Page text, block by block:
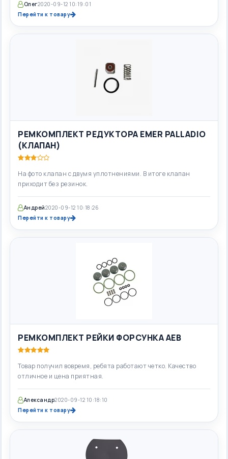
Олег2020-09-12 10:19:01
Перейти к товару
РЕМКОМПЛЕКТ РЕДУКТОРА EMER PALLADIO
(КЛАПАН)
На фото клапан с двумя уплотнениями. В итоге клапан
приходит без резинок.
Андрей2020-09-12 10:18:26
Перейти к товару
РЕМКОМПЛЕКТ РЕЙКИ ФОРСУНКА АЕВ
Товар получил вовремя, ребята работают четко. Качество
отличное и цена приятная.
Александр2020-09-12 10:18:10
Перейти к товару